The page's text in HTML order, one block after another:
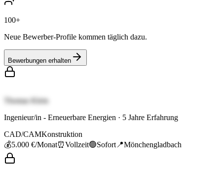
100+
Neue Bewerber-Profile kommen täglich dazu.
Bewerbungen erhalten
Thomas Klein
Ingenieur/in - Erneuerbare Energien · 5 Jahre Erfahrung
CAD/CAMKonstruktion
💰5.000 €/Monat⏰Vollzeit🟢Sofort 📍Mönchengladbach